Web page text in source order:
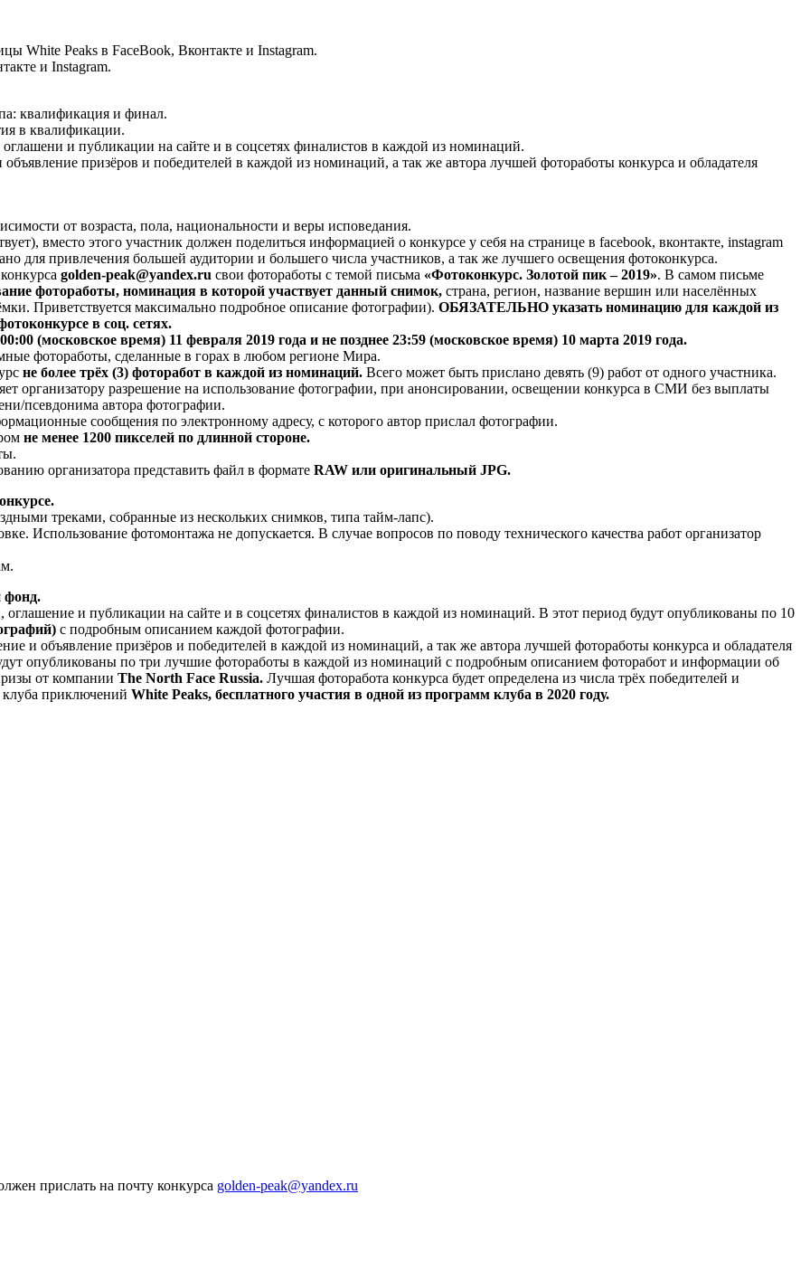
White Peaks в FaceBook, Вконтакте и Instagram.
и Instagram.
квалификация и финал.
в квалификации.
и публикации на сайте и в соцсетях финалистов в каждой из номинаций.
призёров и победителей в каждой из номинаций, а так же автора лучшей фотоработы конкурса и обладателя
от возраста, пола, национальности и веры исповедания.
вместо этого участник должен поделиться информацией о конкурсе у себя на странице в facebook, вконтакте, instagram
для привлечения большей аудитории и большего числа участников, а так же лучшего освещения фотоконкурса.
golden-peak@yandex.ru свои фотоработы с темой письма «Фотоконкурс. Золотой пик – 2019». В самом письме
фотоработы, номинация в которой участвует данный снимок, страна, регион, название вершин или населённых
Приветствуется максимально подробное описание фотографии). ОБЯЗАТЕЛЬНО указать номинацию для каждой из
в соц. сетях.
(московское время) 11 февраля 2019 года и не позднее 23:59 (московское время) 10 марта 2019 года.
фотоработы, сделанные в горах в любом регионе Мира.
не более трёх (3) фоторабот в каждой из номинаций. Всего может быть прислано девять (9) работ от одного участника.
организатору разрешение на использование фотографии, при анонсировании, освещении конкурса в СМИ без выплаты
псевдонима автора фотографии.
сообщения по электронному адресу, с которого автор прислал фотографии.
не менее 1200 пикселей по длинной стороне.
организатора представить файл в формате RAW или оригинальный JPG.
треками, собранные из нескольких снимков, типа тайм-лапс).
Использование фотомонтажа не допускается. В случае вопросов по поводу технического качества работ организатор
фонд.
и публикации на сайте и в соцсетях финалистов в каждой из номинаций. В этот период будут опубликованы по 10
с подробным описанием каждой фотографии.
и объявление призёров и победителей в каждой из номинаций, а так же автора лучшей фотоработы конкурса и обладателя
опубликованы по три лучшие фотоработы в каждой из номинаций с подробным описанием фоторабот и информации об
от компании The North Face Russia. Лучшая фоторабота конкурса будет определена из числа трёх победителей и
клуба приключений White Peaks, бесплатного участия в одной из программ клуба в 2020 году.
прислать на почту конкурса golden-peak@yandex.ru